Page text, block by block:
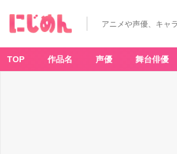
アニメや声優、キャ
TOP 作品名 声優 舞台俳優